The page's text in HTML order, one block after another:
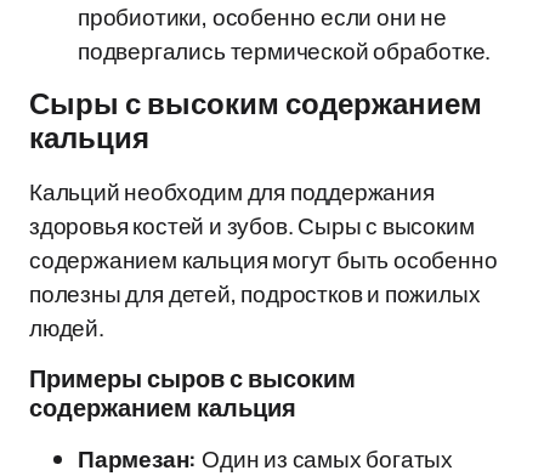
пробиотики, особенно если они не
подвергались термической обработке.
Сыры с высоким содержанием
кальция
Кальций необходим для поддержания
здоровья костей и зубов. Сыры с высоким
содержанием кальция могут быть особенно
полезны для детей, подростков и пожилых
людей.
Примеры сыров с высоким
содержанием кальция
Пармезан: Один из самых богатых